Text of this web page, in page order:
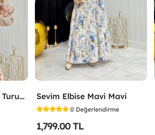
Sevim Elbise Turuncu Turuncu Sevim Elbise Mavi Mavi
0 Değerlendirme
1,799.00 TL